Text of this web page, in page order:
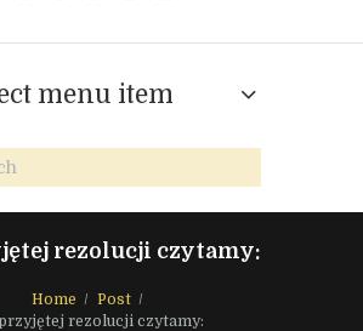
menu item
rezolucji czytamy:
Home
Post
rezolucji czytamy: